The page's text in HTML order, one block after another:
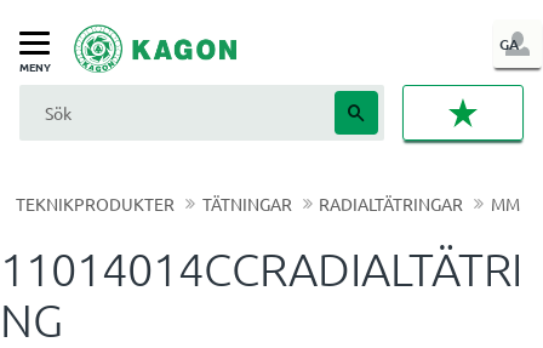
Meny
GA
IN
TEKNIKPRODUKTER TÄTNINGAR RADIALTÄTRINGAR MM
11014014CCRADIALTÄTRI
NG